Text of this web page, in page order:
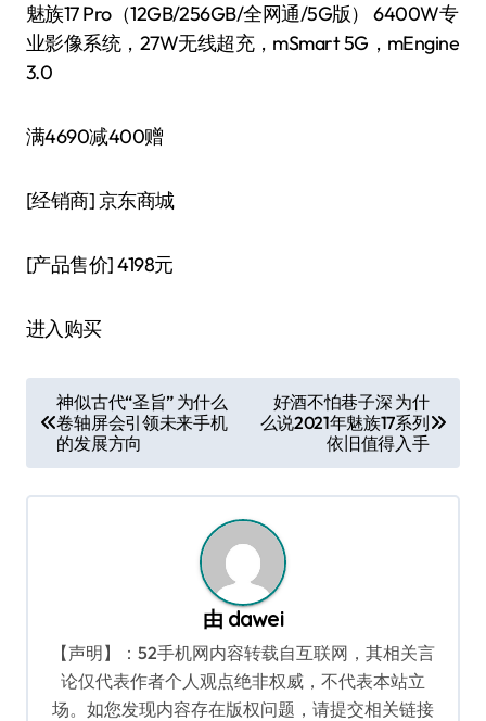
魅族17 Pro（12GB/256GB/全网通/5G版） 6400W专
业影像系统，27W无线超充，mSmart 5G，mEngine
3.0
满4690减400赠
[经销商]京东商城
[产品售价]4198元
进入购买
章
导
航
神似古代“圣旨” 为什么
卷轴屏会引领未来手机
的发展方向
好酒不怕巷子深 为什
么说2021年魅族17系列
依旧值得入手
由 dawei
【声明】：52手机网内容转载自互联网，其相关言
论仅代表作者个人观点绝非权威，不代表本站立
场。如您发现内容存在版权问题，请提交相关链接